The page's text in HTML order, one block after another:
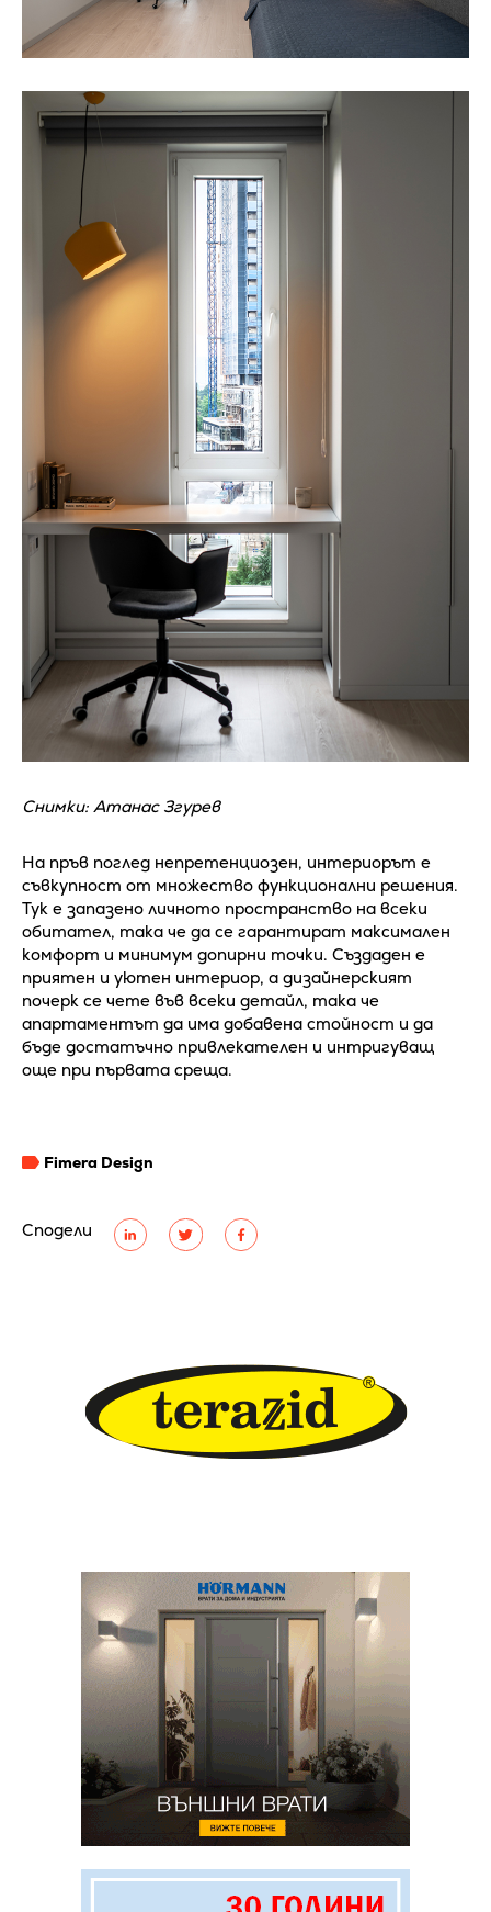
Сподели
Снимки: Атанас Згурев
На пръв поглед непретенциозен, интериорът е
съвкупност от множество функционални решения.
Тук е запазено личното пространство на всеки
обитател, така че да се гарантират максимален
комфорт и минимум допирни точки. Създаден е
приятен и уютен интериор, а дизайнерският
почерк се чете във всеки детайл, така че
апартаментът да има добавена стойност и да
бъде достатъчно привлекателен и интригуващ
още при първата среща.
Fimera Design